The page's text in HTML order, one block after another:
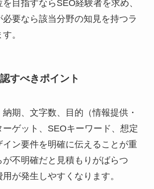
目指すならSEO経験者を求め、
要なら該当分野の知見を持つラ
。
すべきポイント
期、文字数、目的（情報提供・
ゲット、SEOキーワード、想定
ン要件を明確に伝えることが重
不明確だと見積もりがばらつ
が発生しやすくなります。